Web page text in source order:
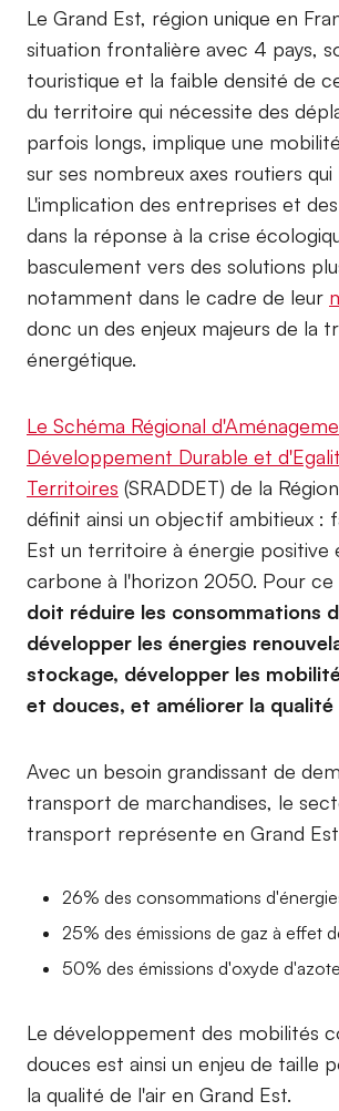
Le Grand Est, région unique en
situation frontalière avec 4 pays,
touristique et la faible densité de
du territoire qui nécessite des
parfois longs, implique une
sur ses nombreux axes routiers
L'implication des entreprises et
dans la réponse à la crise
basculement vers des solutions
notamment dans le cadre de leur
donc un des enjeux majeurs de la
énergétique.
Le Schéma Régional
Développement Durable et
Territoires (SRADDET) de la
définit ainsi un objectif ambitieux :
Est un territoire à énergie positive
carbone à l'horizon 2050. Pour ce
doit réduire les consommations
développer les énergies
stockage, développer les
et douces, et améliorer la qualité
Avec un besoin grandissant de
transport de marchandises, le
transport représente en Grand
26% des consommations
25% des émissions de gaz à effet
50% des émissions d'oxyde
Le développement des mobilités
douces est ainsi un enjeu de taille
la qualité de l'air en Grand Est.